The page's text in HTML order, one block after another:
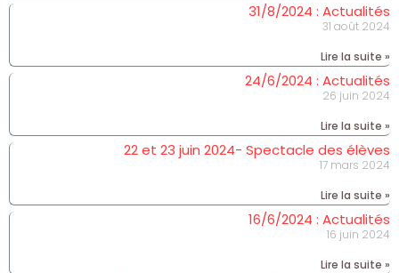
31/8/2024 : Actualités
31 août 2024
Lire la suite »
24/6/2024 : Actualités
26 juin 2024
Lire la suite »
22 et 23 juin 2024- Spectacle des élèves
17 mars 2024
Lire la suite »
16/6/2024 : Actualités
16 juin 2024
Lire la suite »